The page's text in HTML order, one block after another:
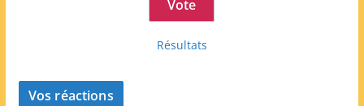
Résultats
Vos réactions